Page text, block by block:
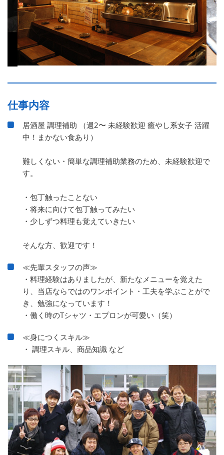
仕事内容
居酒屋 調理補助 （週2〜 未経験歓迎 癒やし系女子 活躍
中！まかない食あり）
難しくない・簡単な調理補助業務のため、未経験歓迎で
す。
・包丁触ったことない
・将来に向けて包丁触ってみたい
・少しずつ料理も覚えていきたい
そんな方、歓迎です！
≪先輩スタッフの声≫
・料理経験はありましたが、新たなメニューを覚えた
り、当店ならではのワンポイント・工夫を学ぶことがで
き、勉強になっています！
・働く時のTシャツ・エプロンが可愛い（笑）
≪身につくスキル≫
・ 調理スキル、商品知識 など